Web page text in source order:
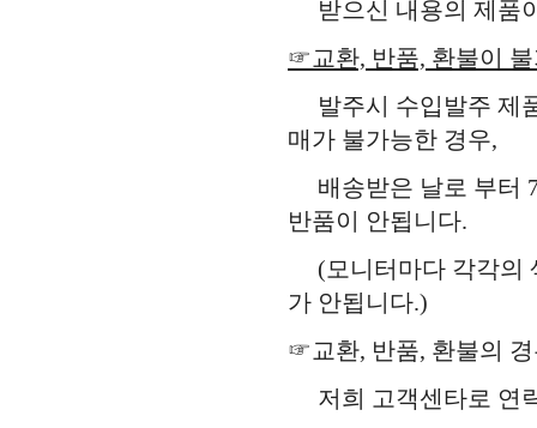
받으신 내용의 제품
☞교환, 반품, 환불이
발주시 수입발주 제
매가 불가능한 경우,
배송받은 날로 부터
반품이 안됩니다.
(모니터마다 각각의
가 안됩니다.)
☞교환, 반품, 환불의
저희 고객센타로 연